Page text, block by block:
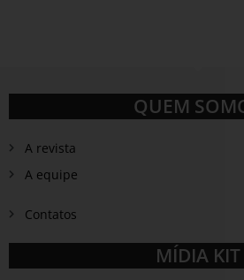
QUEM
A revista
A equipe
Contatos
MÍDIA KIT